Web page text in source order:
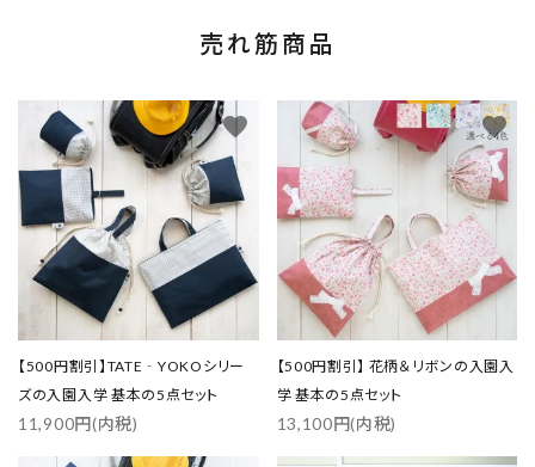
売れ筋商品
【500円割引】TATE‐YOKOシリー
ズの入園入学 基本の5点セット
11,900円(内税)
favorite
【500円割引】 花柄＆リボンの入園入
学 基本の5点セット
13,100円(内税)
favorite